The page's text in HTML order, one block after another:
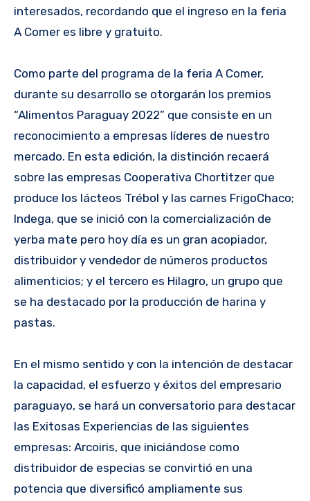
interesados, recordando que el ingreso en la feria
A Comer es libre y gratuito.
Como parte del programa de la feria A Comer,
durante su desarrollo se otorgarán los premios
“Alimentos Paraguay 2022” que consiste en un
reconocimiento a empresas líderes de nuestro
mercado. En esta edición, la distinción recaerá
sobre las empresas Cooperativa Chortitzer que
produce los lácteos Trébol y las carnes FrigoChaco;
Indega, que se inició con la comercialización de
yerba mate pero hoy día es un gran acopiador,
distribuidor y vendedor de números productos
alimenticios; y el tercero es Hilagro, un grupo que
se ha destacado por la producción de harina y
pastas.
En el mismo sentido y con la intención de destacar
la capacidad, el esfuerzo y éxitos del empresario
paraguayo, se hará un conversatorio para destacar
las Exitosas Experiencias de las siguientes
empresas: Arcoiris, que iniciándose como
distribuidor de especias se convirtió en una
potencia que diversificó ampliamente sus